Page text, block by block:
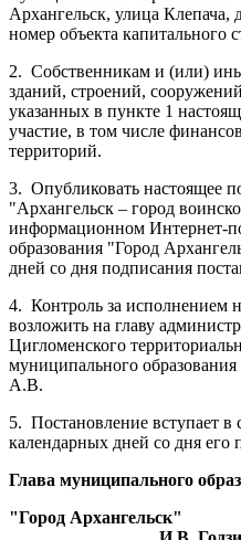
Архангельск, улица Клепача,
номер объекта капитального
2. Собственникам и (или)
зданий, строений,
указанных в пункте 1
участие, в том числе
территорий.
3. Опубликовать настоящее
"Архангельск – город
информационном Интернет-
образования "Город
дней со дня подписания
4. Контроль за исполнением
возложить на главу
Цигломенского
муниципального
А.В.
5. Постановление вступает в
календарных дней со дня его
Глава муниципального
"Город Архангельск"